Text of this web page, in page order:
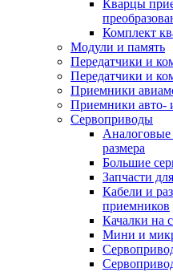
Кварцы
Комплект
Модули и память
Передатчики и
Передатчики и
Приемники
Приемники авто-
Сервоприводы
Аналоговые
размера
Большие
Запчасти
Кабели и
приемников
Качалки на
Мини и